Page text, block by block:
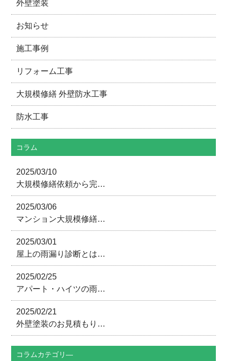
外壁塗装
お知らせ
施工事例
リフォーム工事
大規模修繕 外壁防水工事
防水工事
コラム
2025/03/10
大規模修繕依頼から完…
2025/03/06
マンション大規模修繕…
2025/03/01
屋上の雨漏り診断とは…
2025/02/25
アパート・ハイツの雨…
2025/02/21
外壁塗装のお見積もり…
コラムカテゴリ―